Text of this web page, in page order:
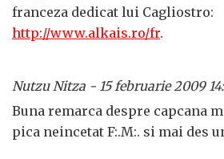
franceza dedicat lui Cagliostro:
http://www.alkais.ro/fr.
Nutzu Nitza - 15 februarie 2009
Buna remarca despre capcana
pica neincetat F:.M:. si mai des